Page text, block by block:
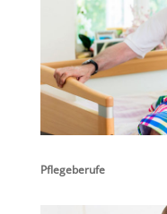
Pflegeberufe